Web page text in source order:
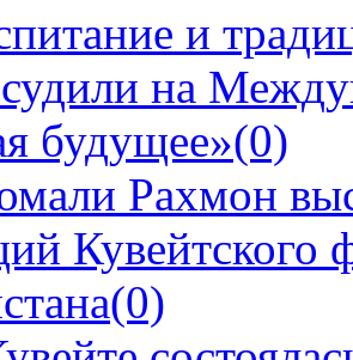
и
на
будущее»(0)
Рахмон
Кувейтского
(0)